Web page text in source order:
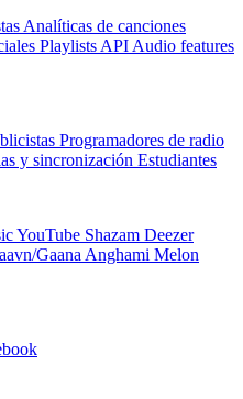
Analíticas de canciones
Playlists API Audio features
Programadores de radio
y sincronización Estudiantes
YouTube Shazam Deezer
Gaana Anghami Melon